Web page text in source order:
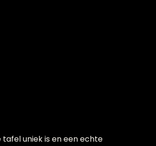
uniek is en een echte